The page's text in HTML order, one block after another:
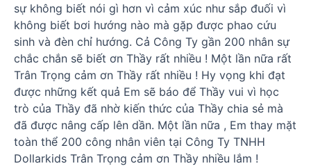
sự không biết nói gì hơn vì cảm xúc như sắp đuối vì
không biết bơi hướng nào mà gặp được phao cứu
sinh và đèn chỉ hướng. Cả Công Ty gần 200 nhân sự
chắc chắn sẽ biết ơn Thầy rất nhiều ! Một lần nữa rất
Trân Trọng cảm ơn Thầy rất nhiều ! Hy vọng khi đạt
được những kết quả Em sẽ báo để Thầy vui vì học
trò của Thầy đã nhờ kiến thức của Thầy chia sẻ mà
đã được nâng cấp lên dần. Một lần nữa , Em thay mặt
toàn thể 200 công nhân viên tại Công Ty TNHH
Dollarkids Trân Trọng cảm ơn Thầy nhiều lắm !